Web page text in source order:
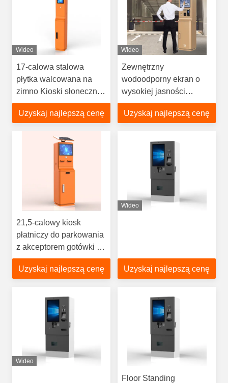
Wideo
17-calowa stalowa
płytka walcowana na
zimno Kioski słoneczne
Producent płatność
gotówką
Uzyskaj najlepszą cenę
Wideo
Zewnętrzny
wodoodporny ekran o
wysokiej jasności
Parking Kiosk
samoopłacalny
Uzyskaj najlepszą cenę
21,5-calowy kiosk
płatniczy do parkowania
z akceptorem gotówki i
monet oraz drukarką
paragonów
Uzyskaj najlepszą cenę
Wideo
Uzyskaj najlepszą cenę
Wideo
Floor Standing